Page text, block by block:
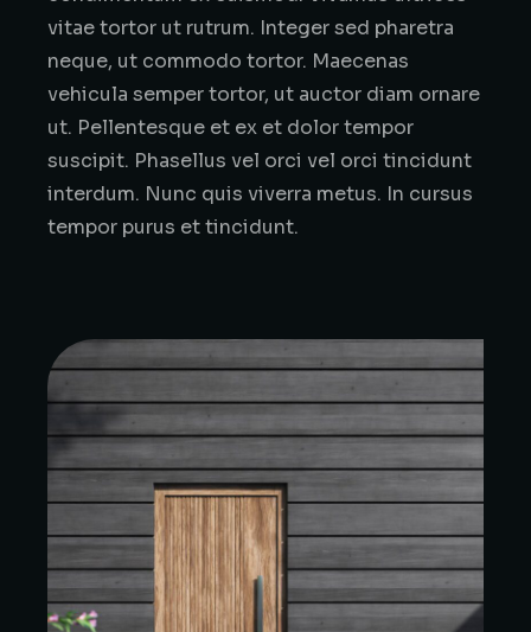
vitae tortor ut rutrum. Integer sed pharetra
neque, ut commodo tortor. Maecenas
vehicula semper tortor, ut auctor diam ornare
ut. Pellentesque et ex et dolor tempor
suscipit. Phasellus vel orci vel orci tincidunt
interdum. Nunc quis viverra metus. In cursus
tempor purus et tincidunt.